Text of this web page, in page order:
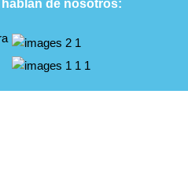
de nosotros: